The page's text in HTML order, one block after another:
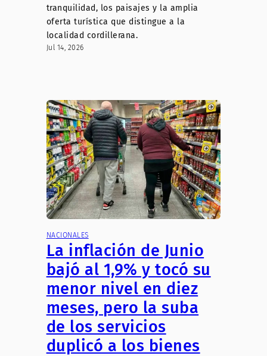
tranquilidad, los paisajes y la amplia
oferta turística que distingue a la
localidad cordillerana.
Jul 14, 2026
NACIONALES
La inflación de Junio
bajó al 1,9% y tocó su
menor nivel en diez
meses, pero la suba
de los servicios
duplicó a los bienes